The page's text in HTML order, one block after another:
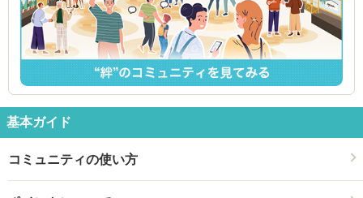
基本ガイド
コミュニティの使い方